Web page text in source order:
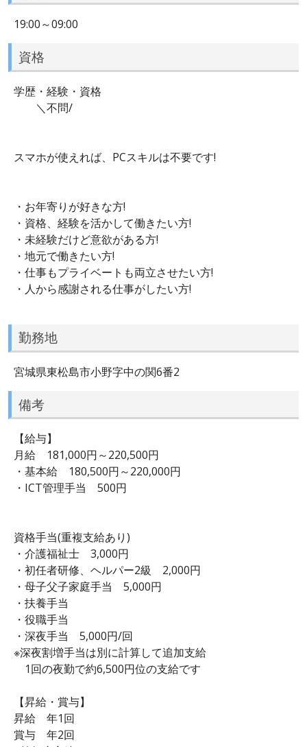
19:00～09:00
資格
学歴・経験・資格
＼不問/
スマホが使えれば、PCスキルは不要です!
・お年寄りが好きな方!
・資格、経験を活かして働きたい方!
・未経験だけど意欲がある方!
・地元で働きたい方!
・仕事もプライベートも両立させたい方!
・人から感謝される仕事がしたい方!
勤務地
宮城県東松島市小野字中の関6番2
備考
【給与】
月給 181,000円～220,500円
・基本給 180,500円～220,000円
・ICT管理手当 500円
資格手当(重複支給あり)
・介護福祉士 3,000円
・初任者研修、ヘルパー2級 2,000円
・母子父子家庭手当 5,000円
・扶養手当
・役職手当
・深夜手当 5,000円/回
※深夜割増手当は別に計算して追加支給
1回の夜勤で約6,500円位の支給です
【昇給・賞与】
昇給 年1回
賞与 年2回